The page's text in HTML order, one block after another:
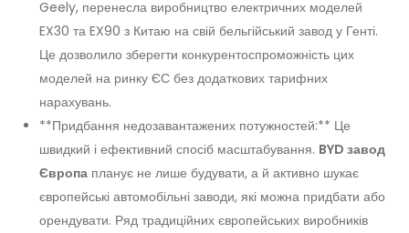
Geely, перенесла виробництво електричних моделей
EX30 та EX90 з Китаю на свій бельгійський завод у Генті.
Це дозволило зберегти конкурентоспроможність цих
моделей на ринку ЄС без додаткових тарифних
нарахувань.
**Придбання недозавантажених потужностей:** Це
швидкий і ефективний спосіб масштабування. BYD завод
Європа планує не лише будувати, а й активно шукає
європейські автомобільні заводи, які можна придбати або
орендувати. Ряд традиційних європейських виробників